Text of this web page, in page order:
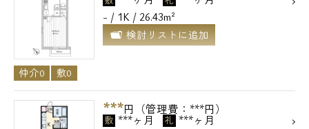
- / 1K / 26.43m²
検討リストに追加
仲介0 敷0
***円（管理費：***円）
敷 ***ヶ月 礼 ***ヶ月